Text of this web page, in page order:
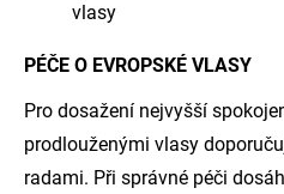
vlasy
PÉČE O EVROPSKÉ VLASY
Pro dosažení nejvyšší
prodlouženými vlasy
radami. Při správné péči